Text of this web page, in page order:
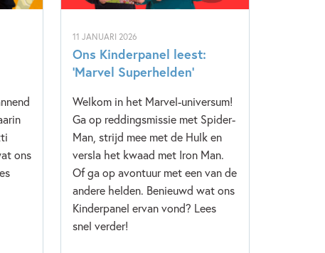
ons
11 JANUARI 2026
Ons Kinderpanel leest:
‘Marvel Superhelden’
Welkom in het Marvel-universum!
Ga op reddingsmissie met Spider-
Man, strijd mee met de Hulk en
versla het kwaad met Iron Man.
Of ga op avontuur met een van de
andere helden. Benieuwd wat ons
Kinderpanel ervan vond? Lees
snel verder!